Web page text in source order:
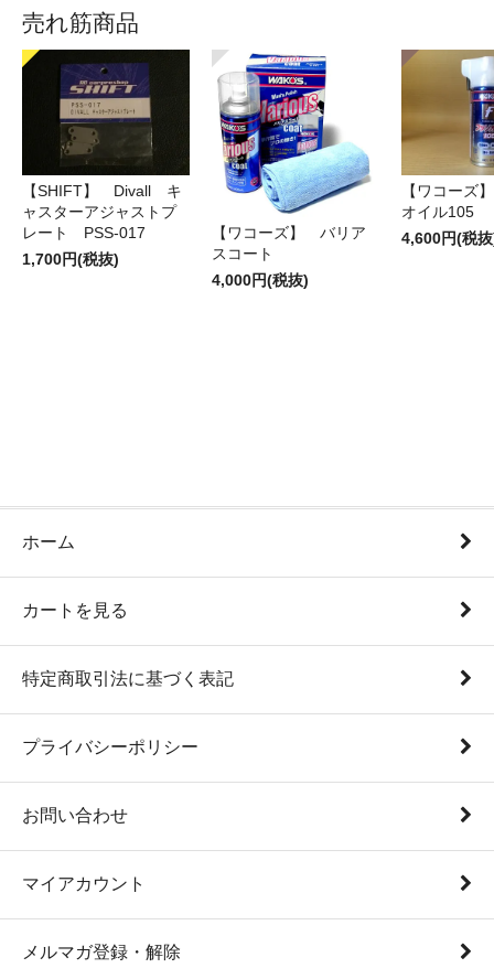
売れ筋商品
【SHIFT】 Divall キ
ャスターアジャストプ
レート PSS-017
1,700円(税抜)
【ワコーズ】 バリア
スコート
4,000円(税抜)
【ワコーズ
オイル105
4,600円(税
ホーム
カートを見る
特定商取引法に基づく表記
プライバシーポリシー
お問い合わせ
マイアカウント
メルマガ登録・解除